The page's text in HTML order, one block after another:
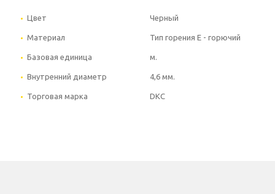
Цвет Черный
Материал Тип горения Е - горючий
Базовая единица м.
Внутренний диаметр 4,6 мм.
Торговая марка DKC